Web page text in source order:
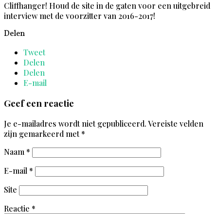
Cliffhanger! Houd de site in de gaten voor een uitgebreid
interview met de voorzitter van 2016-2017!
Delen
Tweet
Delen
Delen
E-mail
Geef een reactie
Je e-mailadres wordt niet gepubliceerd.Vereiste velden
zijn gemarkeerd met*
Naam *
E-mail *
Site
Reactie *